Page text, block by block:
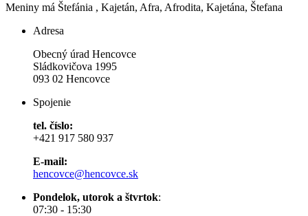
Meniny má Štefánia , Kajetán, Afra, Afrodita, Kajetána, Štefana
Adresa
Obecný úrad Hencovce
Sládkovičova 1995
093 02 Hencovce
Spojenie
tel. číslo:
+421 917 580 937
E-mail:
hencovce@hencovce.sk
Pondelok, utorok a štvrtok:
07:30 - 15:30